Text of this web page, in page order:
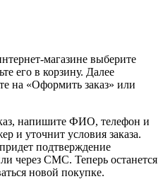
магазине выберите
его в корзину. Далее
на «Оформить заказ» или
напишите ФИО, телефон и
и уточнит условия заказа.
подтверждение
через СМС. Теперь останется
новой покупке.